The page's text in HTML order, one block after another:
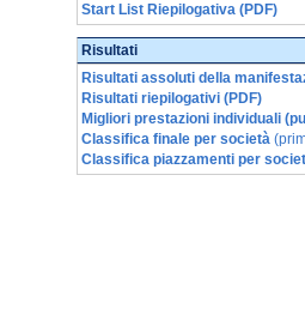
Start List Riepilogativa (PDF)
Risultati
Risultati assoluti della
Risultati riepilogativi (PDF)
Migliori prestazioni individuali
Classifica finale per società
Classifica piazzamenti per